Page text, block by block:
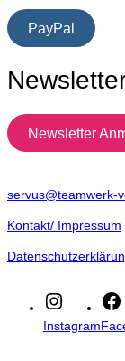
PayPal
Newsletter
servus@teamwerk-
Kontakt/ Impressum
Instagram